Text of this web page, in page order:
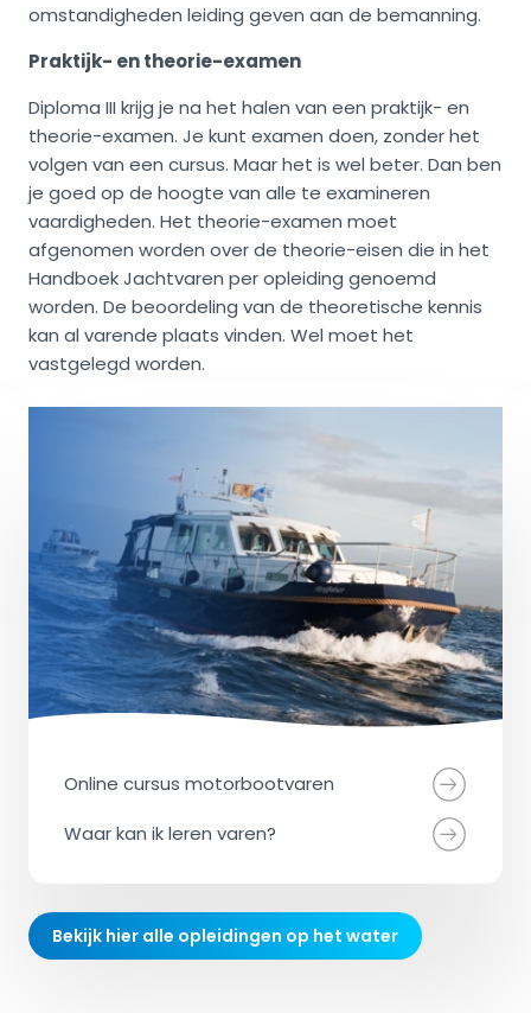
omstandigheden leiding geven aan de bemanning.
Praktijk- en theorie-examen
Diploma III krijg je na het halen van een praktijk- en
theorie-examen. Je kunt examen doen, zonder het
volgen van een cursus. Maar het is wel beter. Dan ben
je goed op de hoogte van alle te examineren
vaardigheden. Het theorie-examen moet
afgenomen worden over de theorie-eisen die in het
Handboek Jachtvaren per opleiding genoemd
worden. De beoordeling van de theoretische kennis
kan al varende plaats vinden. Wel moet het
vastgelegd worden.
Online cursus motorbootvaren
Waar kan ik leren varen?
Bekijk hier alle opleidingen op het water